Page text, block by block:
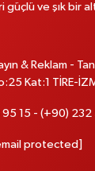
ve şık bir
& Reklam -
Kat:1 TİRE-
15 - (+90)
protected]